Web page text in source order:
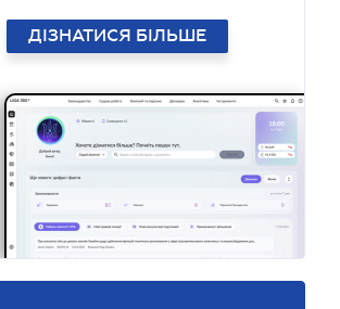
ДІЗНАТИСЯ БІЛЬШЕ